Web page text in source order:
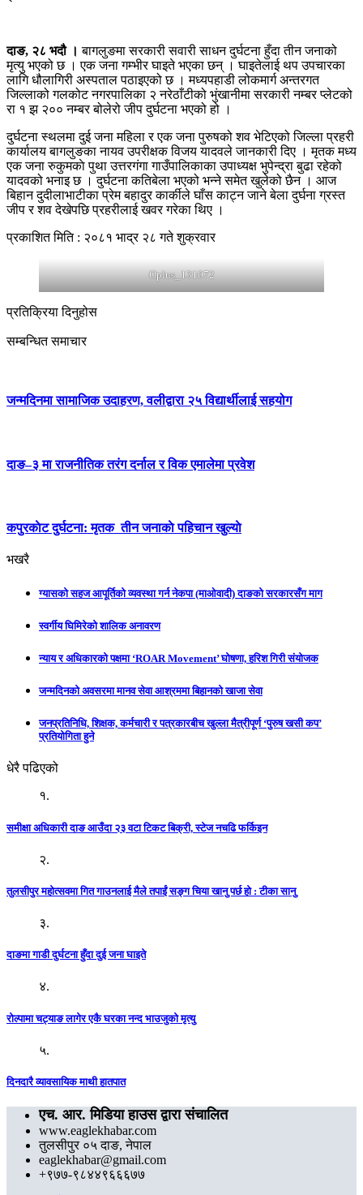
दाङ, २८ भदौ । बागलुङमा सरकारी सवारी साधन दुर्घटना हुँदा तीन जनाको
मृत्यु भएको छ । एक जना गम्भीर घाइते भएका छन् । घाइतेलाई थप उपचारका
लागि धौलागिरी अस्पताल पठाइएको छ । मध्यपहाडी लोकमार्ग अन्तरगत
जिल्लाको गलकोट नगरपालिका २ नरेठाँटीको भुंखानीमा सरकारी नम्बर प्लेटको
रा १ झ २०० नम्बर बोलेरो जीप दुर्घटना भएको हो ।
दुर्घटना स्थलमा दुई जना महिला र एक जना पुरुषको शव भेटिएको जिल्ला प्रहरी
कार्यालय बागलुङका नायव उपरीक्षक विजय यादवले जानकारी दिए । मृतक मध्य
एक जना रुकुमकाे पुथा उत्तरगंगा गाउँपालिकाका उपाध्यक्ष भुपेन्द्रा बुढा रहेको
यादवको भनाइ छ । दुर्घटना कतिबेला भएको भन्ने समेत खुलेको छैन । आज
बिहान दुदीलाभाटीका प्रेम बहादुर कार्कीले घाँस काट्न जाने बेला दुर्घना ग्रस्त
जीप र शव देखेपछि प्रहरीलाई खवर गरेका थिए ।
प्रकाशित मिति : २०८१ भाद्र २८ गते शुक्रवार
Oplus_131072
प्रतिक्रिया दिनुहोस
सम्बन्धित समाचार
जन्मदिनमा सामाजिक उदाहरण, वलीद्वारा २५ विद्यार्थीलाई सहयोग
दाङ–३ मा राजनीतिक तरंग दर्नाल र विक एमालेमा प्रवेश
कपुरकाेट दुर्घटना: मृतक तीन जनाकाे पहिचान खुल्याे
भखरै
ग्यासको सहज आपूर्तिको व्यवस्था गर्न नेकपा (माओवादी) दाङको सरकारसँग माग
स्वर्गीय घिमिरेको शालिक अनावरण
न्याय र अधिकारको पक्षमा ‘ROAR Movement’ घोषणा, हरिश गिरी संयोजक
जन्मदिनको अवसरमा मानव सेवा आश्रममा बिहानको खाजा सेवा
जनप्रतिनिधि, शिक्षक, कर्मचारी र पत्रकारबीच खुल्ला मैत्रीपूर्ण ‘पुरुष खसी कप’
प्रतियोगिता हुने
धेरै पढिएको
१.
समीक्षा अधिकारी दाङ आउँदा २३ वटा टिकट बिक्री, स्टेज नचढि फर्किइन
२.
तुलसीपुर महोत्सवमा गित गाउनलाई मैले तपाईं सङ्ग चिया खानु पर्छ हो : टीका सानु
३.
दाङमा गाडी दुर्घटना हुँदा दुई जना घाइते
४.
रोल्पामा चट्याङ लागेर एकै घरका नन्द भाउजुको मृत्यु
५.
दिनदारै व्यावसायिक माथी हातपात
एच. आर. मिडिया हाउस द्वारा संचालित
www.eaglekhabar.com
तुलसीपुर ०५ दाङ, नेपाल
eaglekhabar@gmail.com
+९७७-९८४४९६६६७७